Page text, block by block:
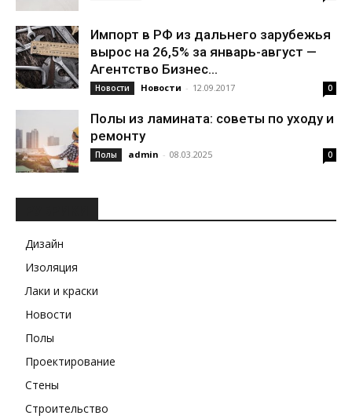
Импорт в РФ из дальнего зарубежья
вырос на 26,5% за январь-август —
Агентство Бизнес...
Новости Новости - 12.09.2017 0
Полы из ламината: советы по уходу и
ремонту
Полы admin - 08.03.2025 0
Дизайн
Изоляция
Лаки и краски
Новости
Полы
Проектирование
Стены
Строительство